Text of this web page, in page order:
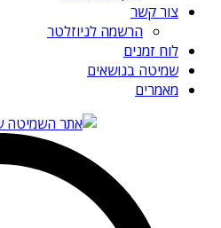
צור קשר
הרשמה לניוזלטר
לוח זמנים
שמיטה בנושאים
מאמרים